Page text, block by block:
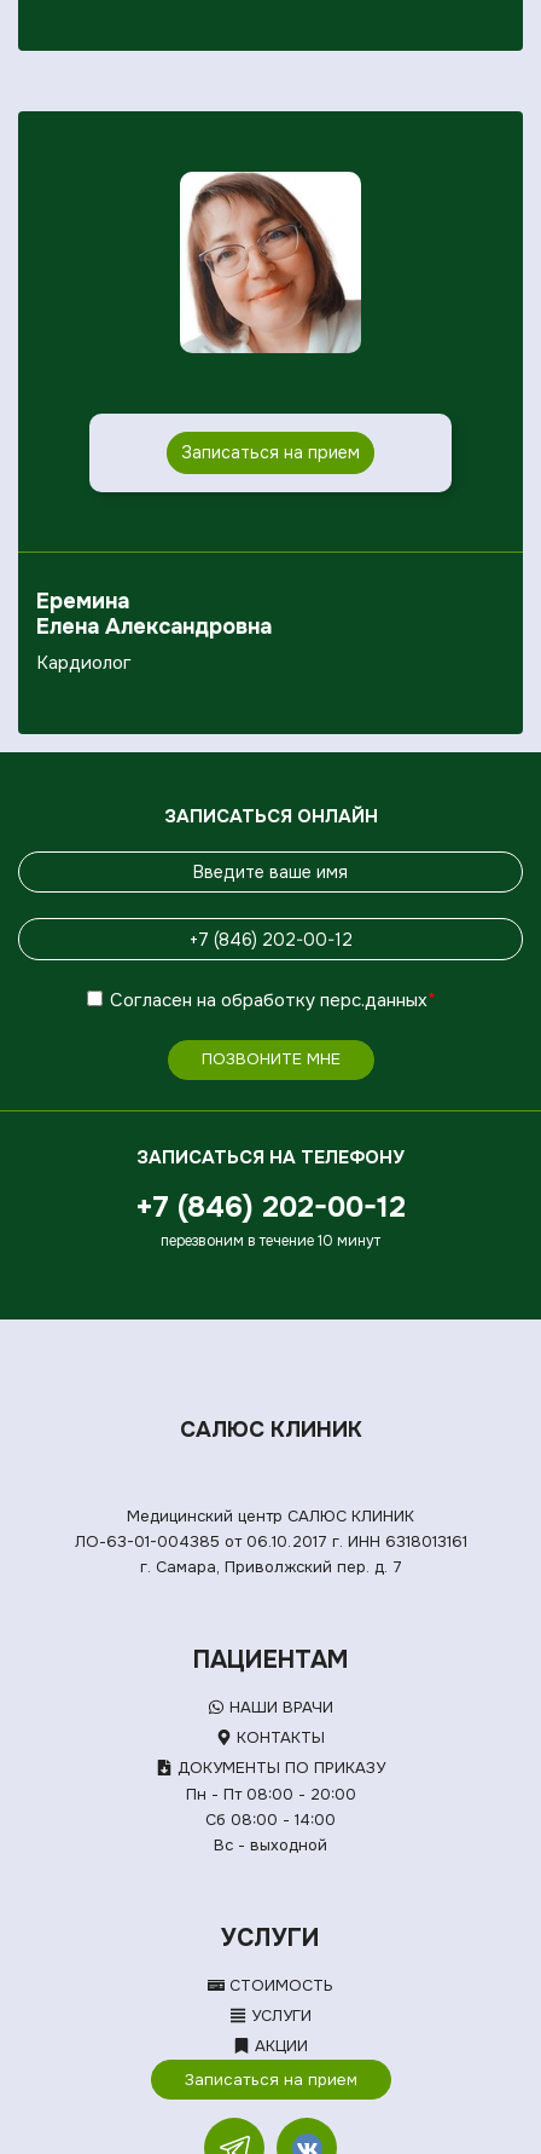
Записаться на прием
Еремина
Елена Александровна
Кардиолог
ЗАПИСАТЬСЯ ОНЛАЙН
Согласен на обработку перс.данных*
ПОЗВОНИТЕ МНЕ
ЗАПИСАТЬСЯ НА ТЕЛЕФОНУ
+7 (846) 202-00-12
перезвоним в течение 10 минут
САЛЮС КЛИНИК
Медицинский центр САЛЮС КЛИНИК
ЛО-63-01-004385 от 06.10.2017 г. ИНН 6318013161
г. Самара, Приволжский пер. д. 7
ПАЦИЕНТАМ
НАШИ ВРАЧИ
КОНТАКТЫ
ДОКУМЕНТЫ ПО ПРИКАЗУ
Пн - Пт 08:00 - 20:00
Сб 08:00 - 14:00
Вс - выходной
УСЛУГИ
СТОИМОСТЬ
УСЛУГИ
АКЦИИ
Записаться на прием